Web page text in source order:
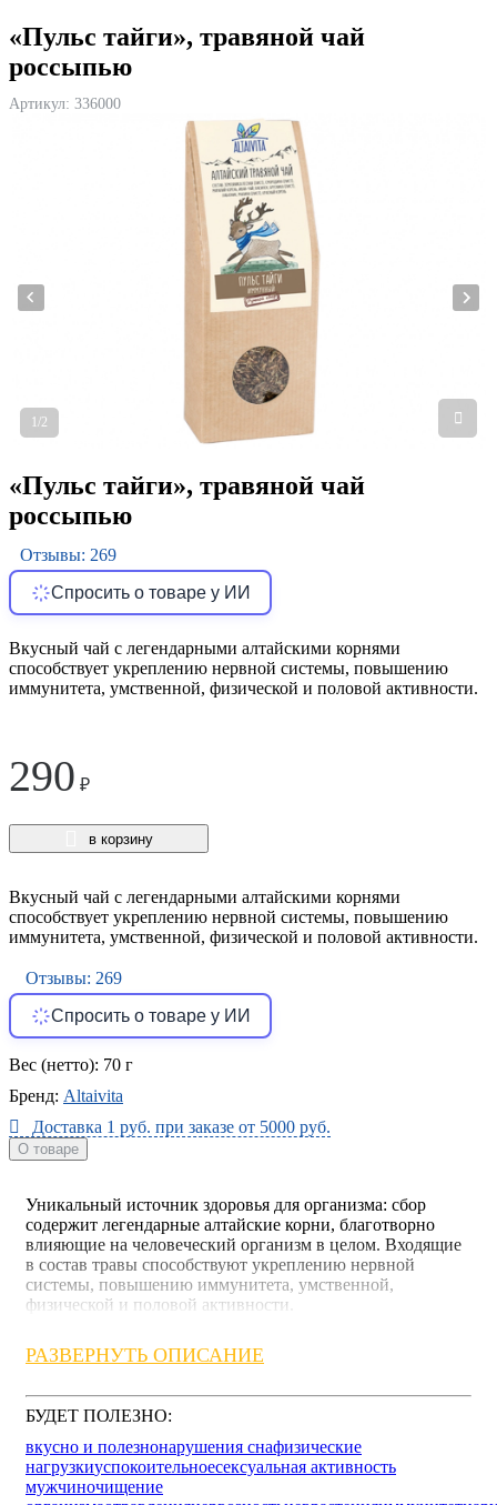
«Пульс тайги», травяной чай
россыпью
Артикул: 336000
1/2
«Пульс тайги», травяной чай
россыпью
Отзывы: 269
Спросить о товаре у ИИ
Вкусный чай с легендарными алтайскими корнями
способствует укреплению нервной системы, повышению
иммунитета, умственной, физической и половой активности.
290 ₽
в корзину
Вкусный чай с легендарными алтайскими корнями
способствует укреплению нервной системы, повышению
иммунитета, умственной, физической и половой активности.
Отзывы: 269
Спросить о товаре у ИИ
Вес (нетто): 70 г
Бренд: Altaivita
Доставка 1 руб. при заказе от 5000 руб.
О товаре
Уникальный источник здоровья для организма: сбор
содержит легендарные алтайские корни, благотворно
влияющие на человеческий организм в целом. Входящие
в состав травы способствуют укреплению нервной
системы, повышению иммунитета, умственной,
физической и половой активности.
самых экологически чистых регионов России — на
обладают следующими полезными свойствами:
Маралий кореньполезен для профилактики
импотенции. Способствует снятию интоксикации
при алкоголизме. Помогает снизить концентрацию
сахара в крови, повысить либидо. Способствует
РАЗВЕРНУТЬ ОПИСАНИЕ
БУДЕТ ПОЛЕЗНО:
вкусно и полезнонарушения снафизические
нагрузкиуспокоительноесексуальная активность
мужчиночищение